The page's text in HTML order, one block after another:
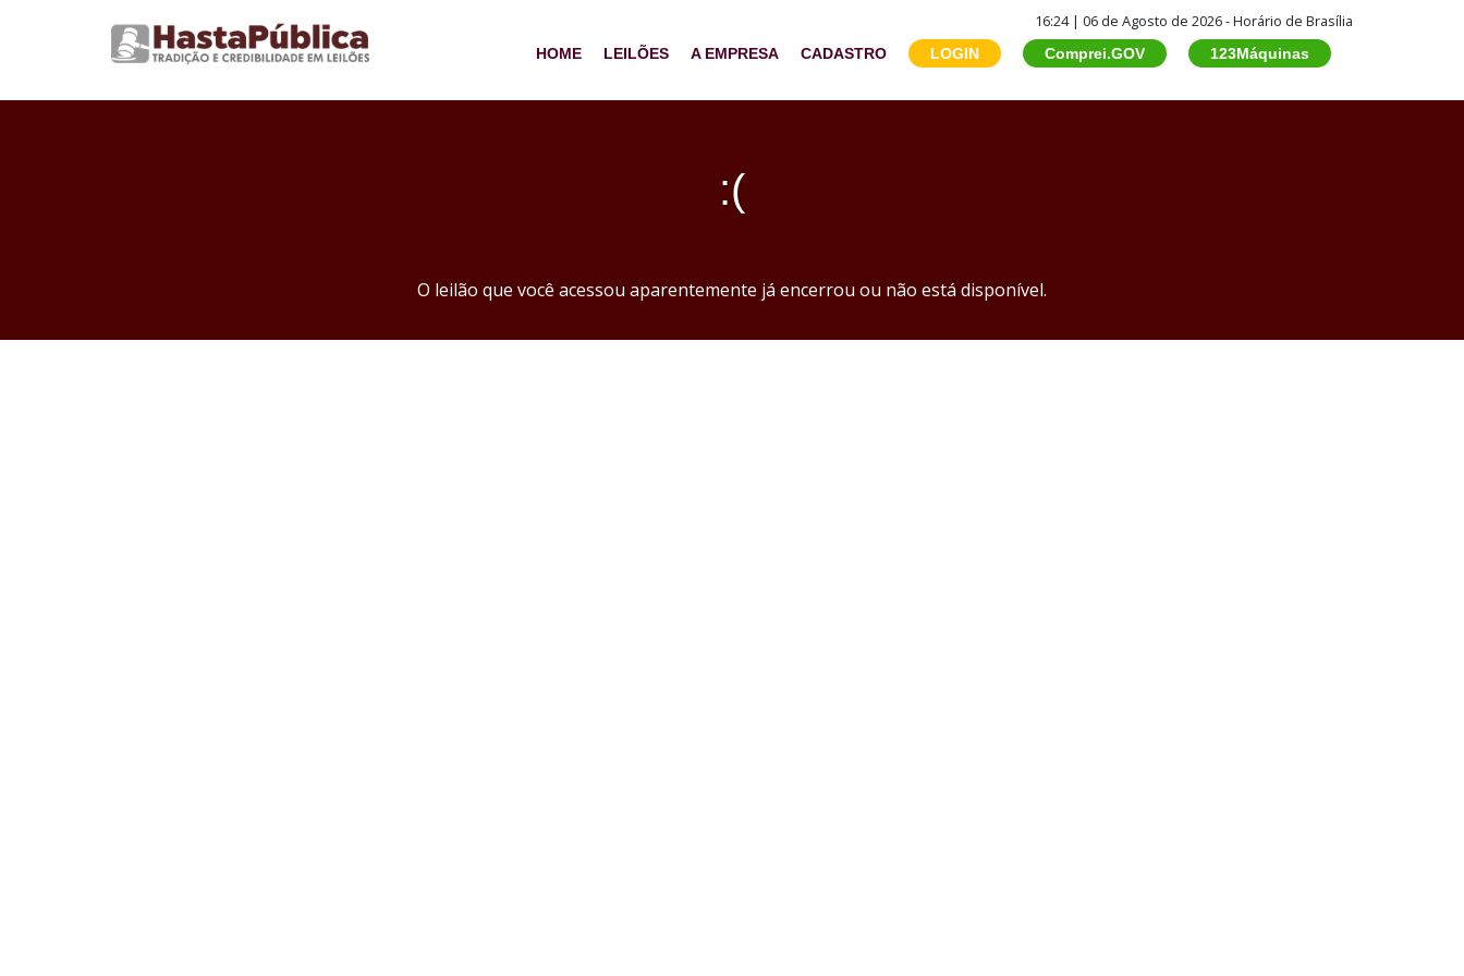
16:24 | 06 de Agosto de 2026 - Horário de Brasília
HOME LEILÕES A EMPRESA CADASTRO LOGIN Comprei.GOV 123Máquinas
:(
O leilão que você acessou aparentemente já encerrou ou não está disponível.